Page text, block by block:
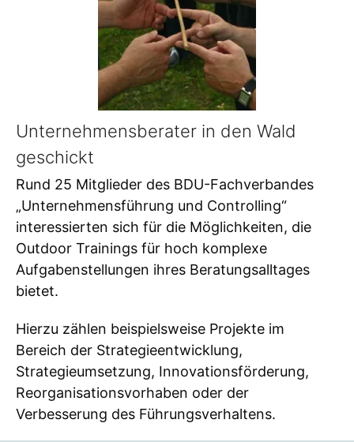
Unternehmensberater in den Wald
geschickt
Rund 25 Mitglieder des BDU-Fachverbandes
„Unternehmensführung und Controlling“
interessierten sich für die Möglichkeiten, die
Outdoor Trainings für hoch komplexe
Aufgabenstellungen ihres Beratungsalltages
bietet.
Hierzu zählen beispielsweise Projekte im
Bereich der Strategieentwicklung,
Strategieumsetzung, Innovationsförderung,
Reorganisationsvorhaben oder der
Verbesserung des Führungsverhaltens.